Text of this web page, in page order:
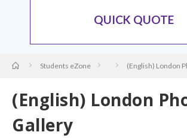
QUICK QUOTE
Students eZone (English) London
(English) London
Gallery